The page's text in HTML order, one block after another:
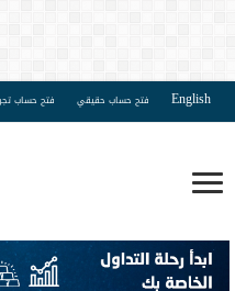
English فتح حساب حقيقي فتح حساب